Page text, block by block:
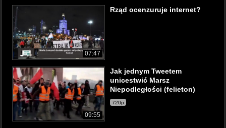
07:47
Rząd ocenzuruje internet?
09:55
Jak jednym Tweetem
unicestwić Marsz
Niepodległości (felieton)
720p